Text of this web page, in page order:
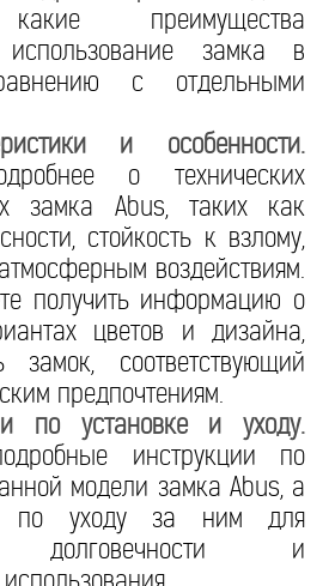
преимущества
использование замка в
с отдельными
и особенности.
о технических
замка Abus, таких как
стойкость к взлому,
воздействиям.
получить информацию о
цветов и дизайна,
замок, соответствующий
предпочтениям.
по установке и уходу.
инструкции по
модели замка Abus, а
по уходу за ним для
долговечности и